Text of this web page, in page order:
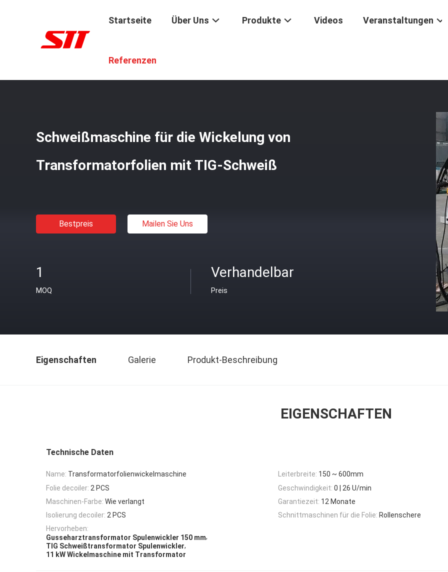
Startseite Über Uns Produkte Videos Veranstaltungen
Referenzen
Schweißmaschine für die Wickelung von
Transformatorfolien mit TIG-Schweiß
Bestpreis Mailen Sie Uns
1
MOQ
Verhandelbar
Preis
Eigenschaften Galerie Produkt-Beschreibung
EIGENSCHAFTEN
Technische Daten
Name: Transformatorfolienwickelmaschine Leiterbreite: 150 ~ 600mm
Folie decoiler: 2 PCS Geschwindigkeit: 0 | 26 U/min
Maschinen-Farbe: Wie verlangt Garantiezeit: 12 Monate
Isolierung decoiler: 2 PCS Schnittmaschinen für die Folie: Rollenschere
Hervorheben:
Gusseharztransformator Spulenwickler 150 mm,
TIG Schweißtransformator Spulenwickler,
11 kW Wickelmaschine mit Transformator